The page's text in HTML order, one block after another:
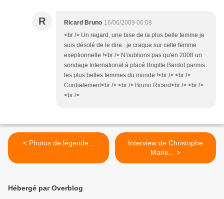
R Ricard Bruno 16/06/2009 00:08
<br /> Un regard, une bise de la plus belle femme je
suis désolé de le dire...je craque sur cette femme
exeptionnelle !<br /> N'oublions pas qu'en 2008 un
sondage International à placé Brigitte Bardot parmis
les plus belles femmes du monde !<br /> <br />
Cordialement<br /> <br /> Bruno Ricard<br /> <br />
<br />
< Photos de légende...
Interview de Christophe
Marie... >
Hébergé par Overblog